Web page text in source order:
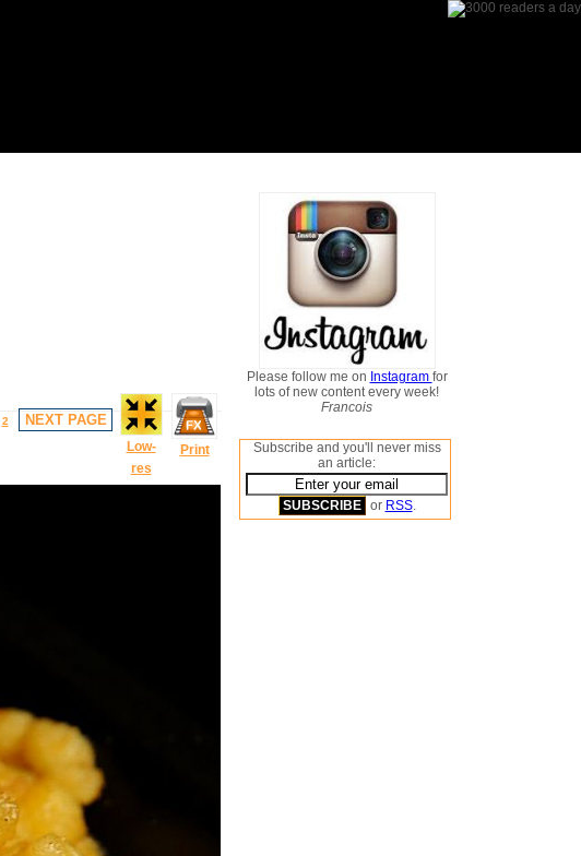
Low-
res
Print
2 NEXT PAGE
Please follow me on Instagram for
lots of new content every week!
Francois
Subscribe and you'll never miss
an article:
or RSS.